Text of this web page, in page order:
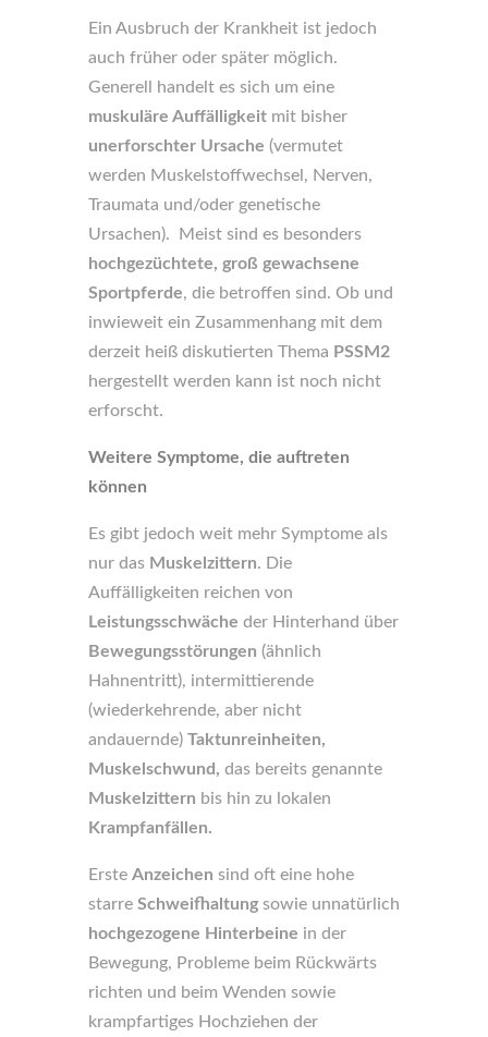
Ein Ausbruch der Krankheit ist jedoch
auch früher oder später möglich.
Generell handelt es sich um eine
muskuläre Auffälligkeitmit bisher
unerforschter Ursache (vermutet
werden Muskelstoffwechsel, Nerven,
Traumata und/oder genetische
Ursachen). Meist sind es besonders
hochgezüchtete, groß gewachsene
Sportpferde, die betroffen sind. Ob und
inwieweit ein Zusammenhang mit dem
derzeit heiß diskutierten Thema PSSM2
hergestellt werden kann ist noch nicht
erforscht.
Weitere Symptome, die auftreten
können
Es gibt jedoch weit mehr Symptome als
nur das Muskelzittern. Die
Auffälligkeiten reichen von
Leistungsschwäche der Hinterhand über
Bewegungsstörungen (ähnlich
Hahnentritt), intermittierende
(wiederkehrende, aber nicht
andauernde) Taktunreinheiten,
Muskelschwund, das bereits genannte
Muskelzittern bis hin zu lokalen
Krampfanfällen.
Erste Anzeichen sind oft eine hohe
starre Schweifhaltungsowie unnatürlich
hochgezogene Hinterbeine in der
Bewegung, Probleme beim Rückwärts
richten und beim Wenden sowie
krampfartiges Hochziehen der